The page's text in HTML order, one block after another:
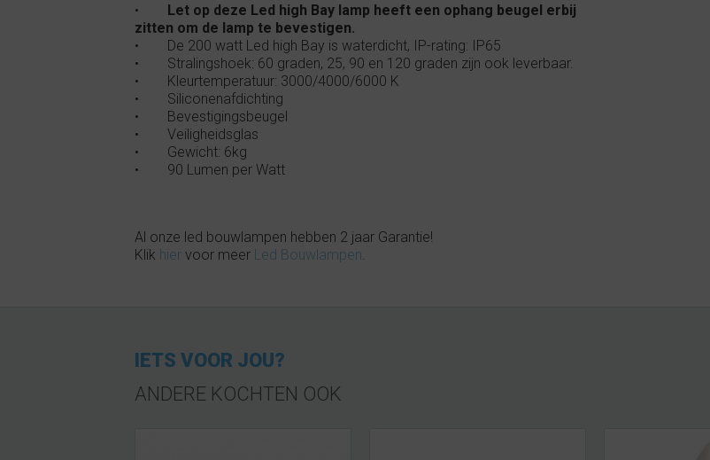
• Let op deze Led high Bay lamp heeft een ophang beugel erbij
zitten om de lamp te bevestigen.
• De 200 watt Led high Bay is waterdicht, IP-rating: IP65
• Stralingshoek: 60 graden, 25, 90 en 120 graden zijn ook leverbaar.
• Kleurtemperatuur: 3000/4000/6000 K
• Siliconenafdichting
• Bevestigingsbeugel
• Veiligheidsglas
• Gewicht: 6kg
• 90 Lumen per Watt
Al onze led bouwlampen hebben 2 jaar Garantie!
Klik hier voor meer Led Bouwlampen.
IETS VOOR JOU?
ANDERE KOCHTEN OOK